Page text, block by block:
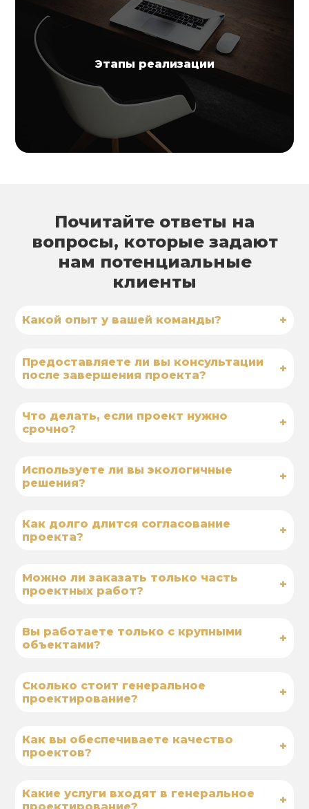
Этапы реализации
Почитайте ответы на
вопросы, которые задают
нам потенциальные
клиенты
Какой опыт у вашей команды? +
Предоставляете ли вы консультации
после завершения проекта?
+
Что делать, если проект нужно
срочно?
+
Используете ли вы экологичные
решения?
+
Как долго длится согласование
проекта?
+
Можно ли заказать только часть
проектных работ?
+
Вы работаете только с крупными
объектами?
+
Сколько стоит генеральное
проектирование?
+
Как вы обеспечиваете качество
проектов?
+
Какие услуги входят в генеральное
проектирование?
+